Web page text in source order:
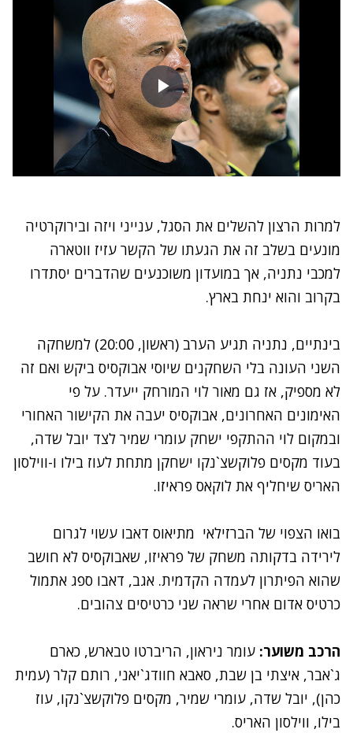
למרות הרצון להשלים את הסגל, ענייני ויזה ובירוקרטיה
מונעים בשלב זה את הגעתו של הקשר עזיז ווטארה
למכבי נתניה, אך במועדון משוכנעים שהדברים יסתדרו
בקרוב והוא ינחת בארץ.
בינתיים, נתניה תגיע הערב (ראשון, 20:00) למשחקה
השני העונה בלי השחקנים שיוסי אבוקסיס ביקש ואם זה
לא מספיק, אז גם מאור לוי המורחק ייעדר. על פי
האימונים האחרונים, אבוקסיס יעבה את הקישור האחורי
ובמקום לוי ההתקפי ישחק עומרי שמיר לצד יובל שדה,
בעוד מקסים פלוקשצ`נקו ישחקן מתחת לעוז בילו ו-ווילסון
האריס שיחליף את לוקאס פראיזו.
בואו הצפוי של הברזילאי מתיאוס דאבו עשוי לגרום
לירידה בדקותה משחק של פראיזו, שאבוקסיס לא חושב
שהוא הפיתרון לעמדה הקדמית. אגב, דאבו ספג אתמול
כרטיס אדום אחרי שראה שני כרטיסים צהובים.
הרכב משוער: עומר ניראון, הריברטו טבארש, כארם
ג`אבר, איצתי בן שבת, סאבא חוודג`יאני, רותם קלר (עמית
כהן), יובל שדה, עומרי שמיר, מקסים פלוקשצ`נקו, עוז
בילו, ווילסון האריס.